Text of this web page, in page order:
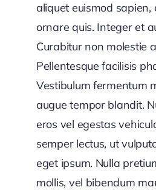
aliquet euismod sapien,
ornare quis. Integer et
Curabitur non molestie
Pellentesque facilisis
Vestibulum fermentum
augue tempor blandit.
eros vel egestas
semper lectus, ut
eget ipsum. Nulla
mollis, vel bibendum